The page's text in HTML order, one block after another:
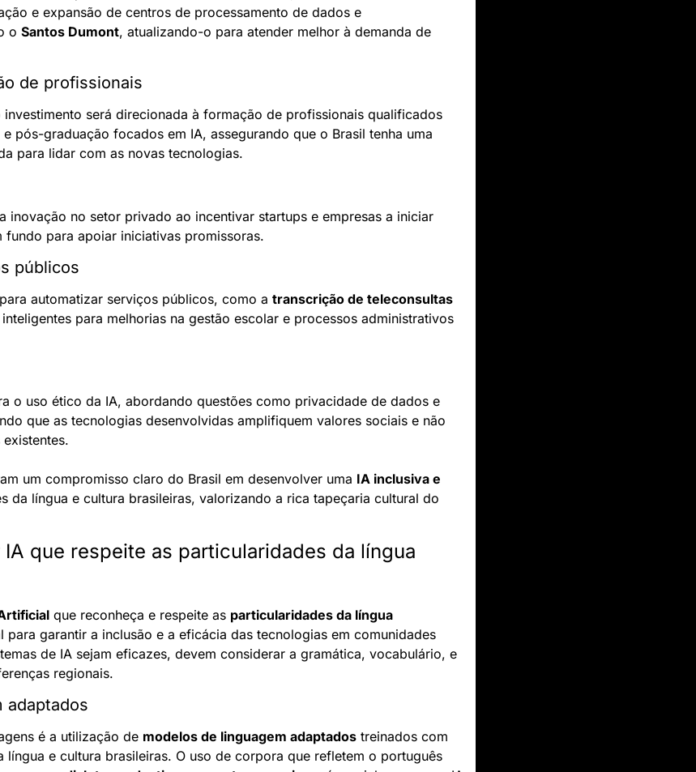
e expansão de centros de processamento de dados e
o Santos Dumont, atualizando-o para atender melhor à demanda de
de profissionais
será direcionada à formação de profissionais qualificados
pós-graduação focados em IA, assegurando que o Brasil tenha uma
para lidar com as novas tecnologias.
inovação no setor privado ao incentivar startups e empresas a iniciar
fundo para apoiar iniciativas promissoras.
públicos
automatizar serviços públicos, como a transcrição de teleconsultas
para melhorias na gestão escolar e processos administrativos
o uso ético da IA, abordando questões como privacidade de dados e
que as tecnologias desenvolvidas amplifiquem valores sociais e não
um compromisso claro do Brasil em desenvolver uma IA inclusiva e
da língua e cultura brasileiras, valorizando a rica tapeçaria cultural do
que respeite as particularidades da língua
que reconheça e respeite as particularidades da língua
para garantir a inclusão e a eficácia das tecnologias em comunidades
de IA sejam eficazes, devem considerar a gramática, vocabulário, e
regionais.
adaptados
é a utilização de modelos de linguagem adaptados
língua e cultura brasileiras. O uso de corpora que refletem o português